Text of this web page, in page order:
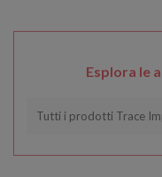
Esplora le
Tutti i prodotti Trace